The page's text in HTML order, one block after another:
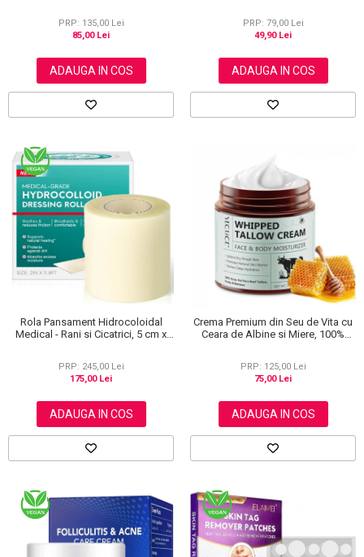
PRP: 135,00 Lei
85,00 Lei
ADAUGA IN COS
PRP: 79,00 Lei
49,90 Lei
ADAUGA IN COS
Rola Pansament Hidrocoloidal
Medical - Rani si Cicatrici, 5 cm x
PRP: 245,00 Lei
175,00 Lei
ADAUGA IN COS
Crema Premium din Seu de Vita cu
Ceara de Albine si Miere, 100%
PRP: 125,00 Lei
75,00 Lei
ADAUGA IN COS